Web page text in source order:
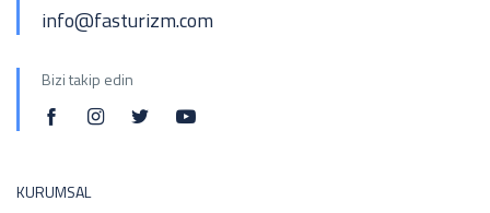
info@fasturizm.com
Bizi takip edin
KURUMSAL